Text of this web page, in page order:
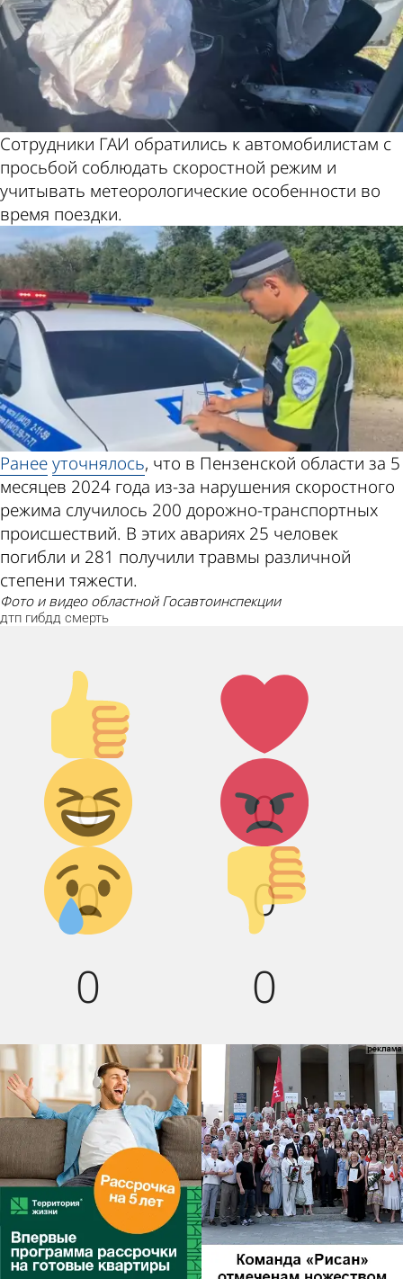
Сотрудники ГАИ обратились к автомобилистам с
просьбой соблюдать скоростной режим и
учитывать метеорологические особенности во
время поездки.
Ранееуточнялось, что в Пензенской области за 5
месяцев 2024 года из-за нарушения скоростного
режима случилось 200 дорожно-транспортных
происшествий. В этих авариях 25 человек
погибли и 281 получили травмы различной
степени тяжести.
фото и видео областной Госавтоинспекции
дтп гибдд смерть
Палец
вверх!
0
Лайк!
0
Дикий
смех!
0
Агрессия!
0
Грусть :(
0
Палец
вниз!
0